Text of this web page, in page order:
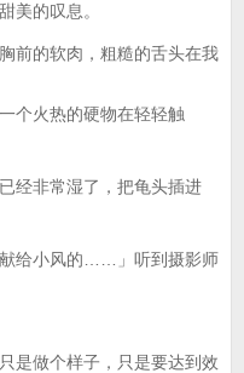
美的叹息。
的软肉，粗糙的舌头在我
个火热的硬物在轻轻触
非常湿了，把龟头插进
小风的……」听到摄影师
做个样子，只是要达到效